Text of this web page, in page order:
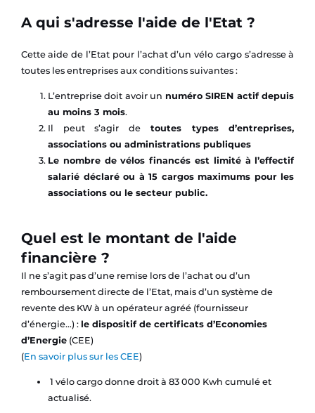
A qui s'adresse l'aide de l'Etat ?
Cette aide de l’Etat pour l’achat d’un vélo cargo s’adresse à
toutes les entreprises aux conditions suivantes :
L’entreprise doit avoir un numéro SIREN actif depuis
au moins 3 mois.
Il peut s’agir de toutes types d’entreprises,
associations ou administrations publiques
Le nombre de vélos financés est limité à l’effectif
salarié déclaré ou à 15 cargos maximums pour les
associations ou le secteur public.
Quel est le montant de l'aide
financière ?
Il ne s’agit pas d’une remise lors de l’achat ou d’un
remboursement directe de l’Etat, mais d’un système de
revente des KW à un opérateur agréé (fournisseur
d’énergie…) : le dispositif de certificats d’Economies
d’Energie(CEE)
(En savoir plus sur les CEE)
1 vélo cargo donne droit à 83 000 Kwh cumulé et
actualisé.